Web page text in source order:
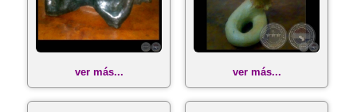
ver más... ver más...